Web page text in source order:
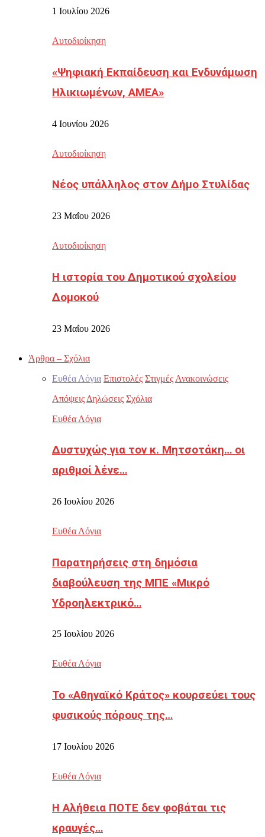
1 Ιουλίου 2026
Αυτοδιοίκηση
«Ψηφιακή Εκπαίδευση και Ενδυνάμωση
Ηλικιωμένων, ΑΜΕΑ»
4 Ιουνίου 2026
Αυτοδιοίκηση
Νέος υπάλληλος στον Δήμο Στυλίδας
23 Μαΐου 2026
Αυτοδιοίκηση
Η ιστορία του Δημοτικού σχολείου
Δομοκού
23 Μαΐου 2026
Άρθρα – Σχόλια
Ευθέα Λόγια Επιστολές Στιγμές Ανακοινώσεις
Απόψεις Δηλώσεις Σχόλια
Ευθέα Λόγια
Δυστυχώς για τον κ. Μητσοτάκη… οι
αριθμοί λένε…
26 Ιουλίου 2026
Ευθέα Λόγια
Παρατηρήσεις στη δημόσια
διαβούλευση της ΜΠΕ «Μικρό
Υδροηλεκτρικό…
25 Ιουλίου 2026
Ευθέα Λόγια
Το «Αθηναϊκό Κράτος» κουρσεύει τους
φυσικούς πόρους της…
17 Ιουλίου 2026
Ευθέα Λόγια
Η Αλήθεια ΠΟΤΕ δεν φοβάται τις
κραυγές…